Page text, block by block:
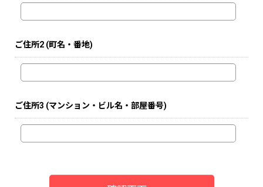
ご住所2 (町名・番地)
ご住所3 (マンション・ビル名・部屋番号)